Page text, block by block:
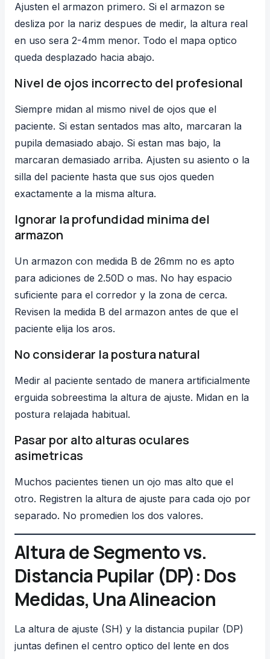
Ajusten el armazon primero. Si el armazon se
desliza por la nariz despues de medir, la altura real
en uso sera 2-4mm menor. Todo el mapa optico
queda desplazado hacia abajo.
Nivel de ojos incorrecto del profesional
Siempre midan al mismo nivel de ojos que el
paciente. Si estan sentados mas alto, marcaran la
pupila demasiado abajo. Si estan mas bajo, la
marcaran demasiado arriba. Ajusten su asiento o la
silla del paciente hasta que sus ojos queden
exactamente a la misma altura.
Ignorar la profundidad minima del
armazon
Un armazon con medida B de 26mm no es apto
para adiciones de 2.50D o mas. No hay espacio
suficiente para el corredor y la zona de cerca.
Revisen la medida B del armazon antes de que el
paciente elija los aros.
No considerar la postura natural
Medir al paciente sentado de manera artificialmente
erguida sobreestima la altura de ajuste. Midan en la
postura relajada habitual.
Pasar por alto alturas oculares
asimetricas
Muchos pacientes tienen un ojo mas alto que el
otro. Registren la altura de ajuste para cada ojo por
separado. No promedien los dos valores.
Altura de Segmento vs.
Distancia Pupilar (DP): Dos
Medidas, Una Alineacion
La altura de ajuste (SH) y la distancia pupilar (DP)
juntas definen el centro optico del lente en dos